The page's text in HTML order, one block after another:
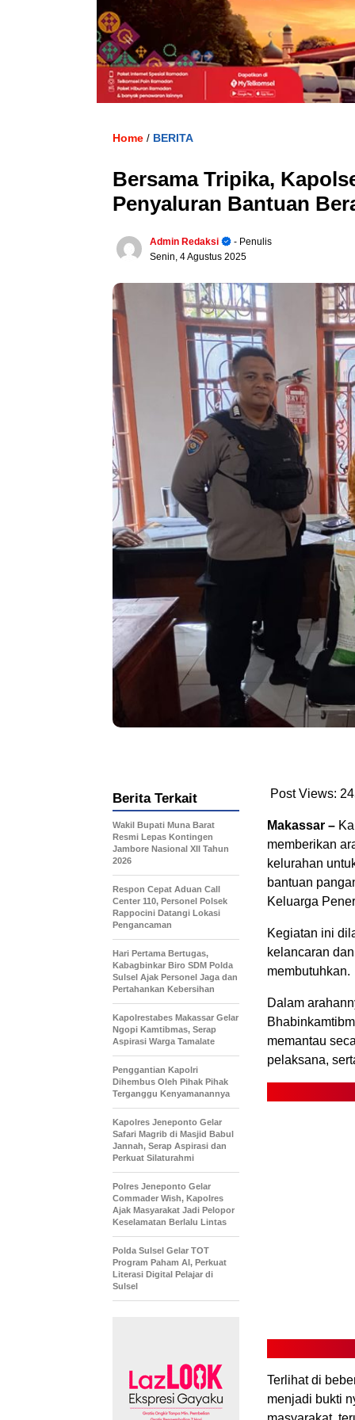
Home / BERITA
Bersama Tripika,
Penyaluran Bantuan
Admin Redaksi
- Penulis
Senin, 4 Agustus 2025
Post Views:
Makassar –
memberikan
kelurahan
bantuan
Keluarga
Kegiatan ini
kelancaran
membutuhkan.
Dalam
memantau
pelaksana,
Terlihat di
menjadi bukti
Berita Terkait
Wakil Bupati Muna Barat
Resmi Lepas Kontingen
Jambore Nasional XII Tahun
2026
Respon Cepat Aduan Call
Center 110, Personel Polsek
Rappocini Datangi Lokasi
Pengancaman
Hari Pertama Bertugas,
Kabagbinkar Biro SDM Polda
Sulsel Ajak Personel Jaga dan
Pertahankan Kebersihan
Kapolrestabes Makassar Gelar
Ngopi Kamtibmas, Serap
Aspirasi Warga Tamalate
Penggantian Kapolri
Dihembus Oleh Pihak Pihak
Terganggu Kenyamanannya
Kapolres Jeneponto Gelar
Safari Magrib di Masjid Babul
Jannah, Serap Aspirasi dan
Perkuat Silaturahmi
Polres Jeneponto Gelar
Commader Wish, Kapolres
Ajak Masyarakat Jadi Pelopor
Keselamatan Berlalu Lintas
Polda Sulsel Gelar TOT
Program Paham AI, Perkuat
Literasi Digital Pelajar di
Sulsel